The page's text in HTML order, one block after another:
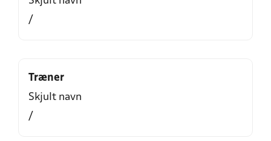
/
Træner
Skjult navn
/